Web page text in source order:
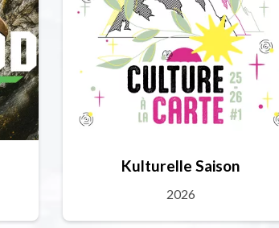
Kulturelle Saison
2026